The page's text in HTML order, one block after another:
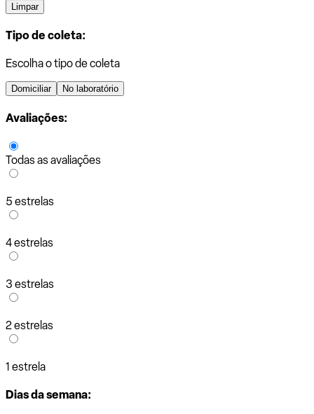
Limpar
Tipo de coleta:
Escolha o tipo de coleta
Domiciliar No laboratório
Avaliações:
Todas as avaliações
5 estrelas
4 estrelas
3 estrelas
2 estrelas
1 estrela
Dias da semana: